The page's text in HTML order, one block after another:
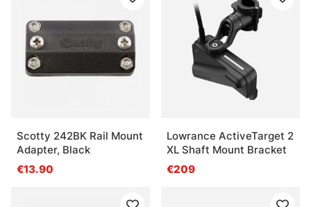
Scotty 242BK Rail Mount
Adapter, Black
€13.90
Lowrance ActiveTarget 2
XL Shaft Mount Bracket
€209